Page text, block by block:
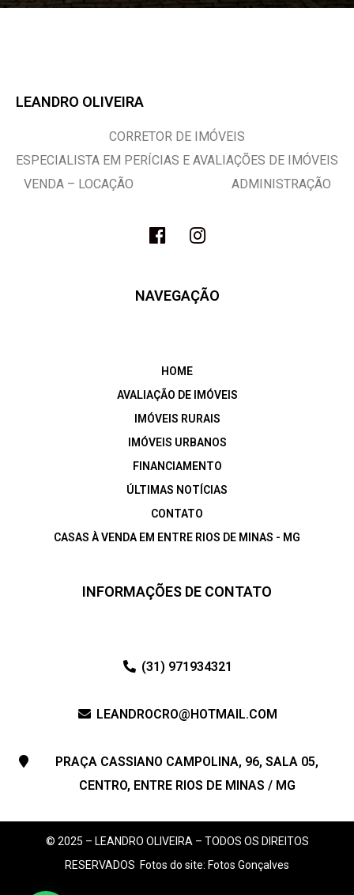
LEANDRO OLIVEIRA
CORRETOR DE IMÓVEIS
ESPECIALISTA EM PERÍCIAS E AVALIAÇÕES DE IMÓVEIS
VENDA – LOCAÇÃO ADMINISTRAÇÃO
NAVEGAÇÃO
HOME
AVALIAÇÃO DE IMÓVEIS
IMÓVEIS RURAIS
IMÓVEIS URBANOS
FINANCIAMENTO
ÚLTIMAS NOTÍCIAS
CONTATO
CASAS À VENDA EM ENTRE RIOS DE MINAS - MG
INFORMAÇÕES DE CONTATO
(31) 971934321
LEANDROCRO@HOTMAIL.COM
PRAÇA CASSIANO CAMPOLINA, 96, SALA 05,
CENTRO, ENTRE RIOS DE MINAS / MG
© 2025 – LEANDRO OLIVEIRA – TODOS OS DIREITOS
RESERVADOS Fotos do site: Fotos Gonçalves